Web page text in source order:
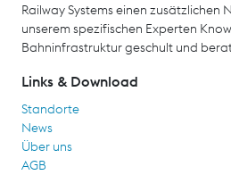
Railway Systems einen zusätzlichen
unserem spezifischen Experten
Bahninfrastruktur geschult und
Links & Download
Standorte
News
Über uns
AGB